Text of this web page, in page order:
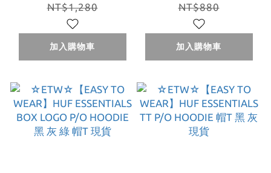
BUCKET 黑 白 漁
夫帽 現貨
NT$1,280
加入購物車
TRIPLE
TRIANGLE CUFF
BEANIE 毛帽 現貨
NT$880
加入購物車